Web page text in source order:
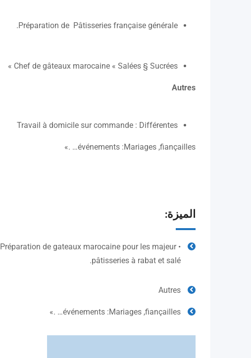
Préparation de Pâtisseries française générale.
Chef de gâteaux marocaine « Salées § Sucrées »
Autres
Travail à domicile sur commande : Différentes
événements :Mariages ,fiançailles… .»
الميزة:
• Préparation de gateaux marocaine pour les majeur
pâtisseries à rabat et salé.
Autres
événements :Mariages ,fiançailles… .»